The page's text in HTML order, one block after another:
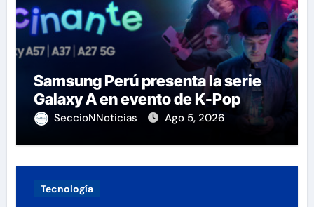
Samsung Perú presenta la serie
Galaxy A en evento de K-Pop
SeccioNNoticias Ago 5, 2026
Tecnología